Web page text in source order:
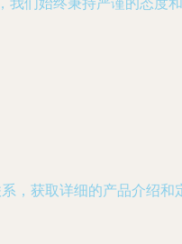
，获取详细的产品介绍